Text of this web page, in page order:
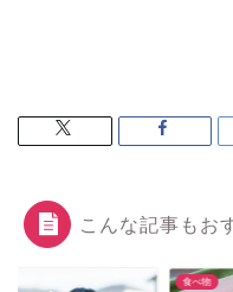
こんな記事もお
食べ物